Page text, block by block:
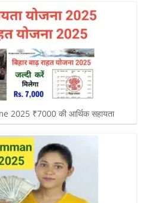
2025 ₹7000 की आर्थिक सहायता